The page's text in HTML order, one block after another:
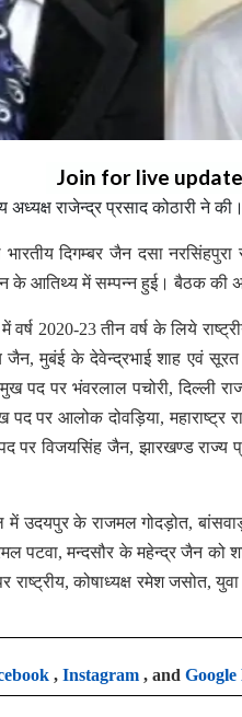
Join for live
राजेन्द्र प्रसाद कोठारी ने की।
दिगम्बर जैन दसा
आतिथ्य में सम्पन्न हुई। बैठक की
2020-23 तीन वर्ष के लिये
जैन, मुबंई के देवेन्द्रभाई शाह एवं
पद पर भंवरलाल पचोरी, दिल्ली
पर आलोक दोवड़िया, महाराष्ट्र
पर विजयसिंह जैन, झारखण्ड
उदयपुर के राजमल गोदड़ोत,
पटवा, मन्दसौर के महेन्द्र जैन को
कोषाध्यक्ष रमेश जसोत, युवा
, Instagram , and Google